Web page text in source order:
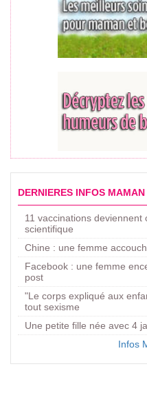
DERNIERES INFOS
11 vaccinations deviennent
scientifique
Chine : une femme
Facebook : une femme
post
"Le corps expliqué aux
tout sexisme
Une petite fille née avec 4
Infos